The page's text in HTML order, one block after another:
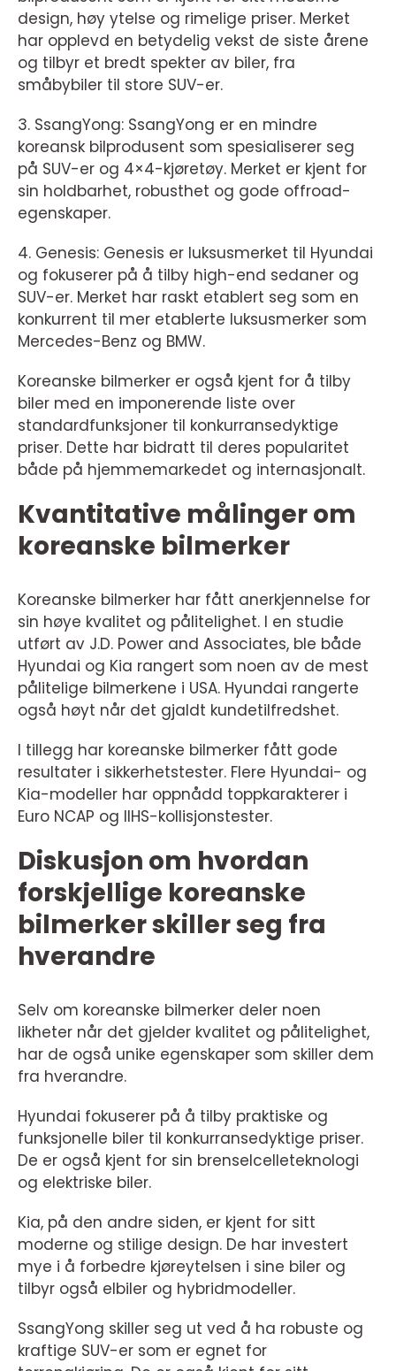
design, høy ytelse og rimelige priser. Merket
har opplevd en betydelig vekst de siste årene
og tilbyr et bredt spekter av biler, fra
småbybiler til store SUV-er.
3. SsangYong: SsangYong er en mindre
koreansk bilprodusent som spesialiserer seg
på SUV-er og 4×4-kjøretøy. Merket er kjent for
sin holdbarhet, robusthet og gode offroad-
egenskaper.
4. Genesis: Genesis er luksusmerket til Hyundai
og fokuserer på å tilby high-end sedaner og
SUV-er. Merket har raskt etablert seg som en
konkurrent til mer etablerte luksusmerker som
Mercedes-Benz og BMW.
Koreanske bilmerker er også kjent for å tilby
biler med en imponerende liste over
standardfunksjoner til konkurransedyktige
priser. Dette har bidratt til deres popularitet
både på hjemmemarkedet og internasjonalt.
Kvantitative målinger om
koreanske bilmerker
Koreanske bilmerker har fått anerkjennelse for
sin høye kvalitet og pålitelighet. I en studie
utført av J.D. Power and Associates, ble både
Hyundai og Kia rangert som noen av de mest
pålitelige bilmerkene i USA. Hyundai rangerte
også høyt når det gjaldt kundetilfredshet.
I tillegg har koreanske bilmerker fått gode
resultater i sikkerhetstester. Flere Hyundai- og
Kia-modeller har oppnådd toppkarakterer i
Euro NCAP og IIHS-kollisjonstester.
Diskusjon om hvordan
forskjellige koreanske
bilmerker skiller seg fra
hverandre
Selv om koreanske bilmerker deler noen
likheter når det gjelder kvalitet og pålitelighet,
har de også unike egenskaper som skiller dem
fra hverandre.
Hyundai fokuserer på å tilby praktiske og
funksjonelle biler til konkurransedyktige priser.
De er også kjent for sin brenselcelleteknologi
og elektriske biler.
Kia, på den andre siden, er kjent for sitt
moderne og stilige design. De har investert
mye i å forbedre kjøreytelsen i sine biler og
tilbyr også elbiler og hybridmodeller.
SsangYong skiller seg ut ved å ha robuste og
kraftige SUV-er som er egnet for